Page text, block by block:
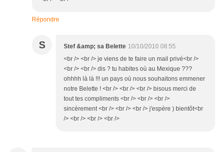
Répondre
S Stef &amp; sa Belette 10/10/2010 08:55
<br /> <br /> je viens de te faire un mail privé<br />
<br /> <br /> dis ? tu habites où au Mexique ???
ohhhh là là !!! un pays où nous souhaitons emmener
notre Belette ! <br /> <br /> <br /> bisous merci de
tout tes compliments <br /> <br /> <br />
sincèrement <br /> <br /> <br /> j'espère ) bientôt<br
/> <br /> <br /> <br />